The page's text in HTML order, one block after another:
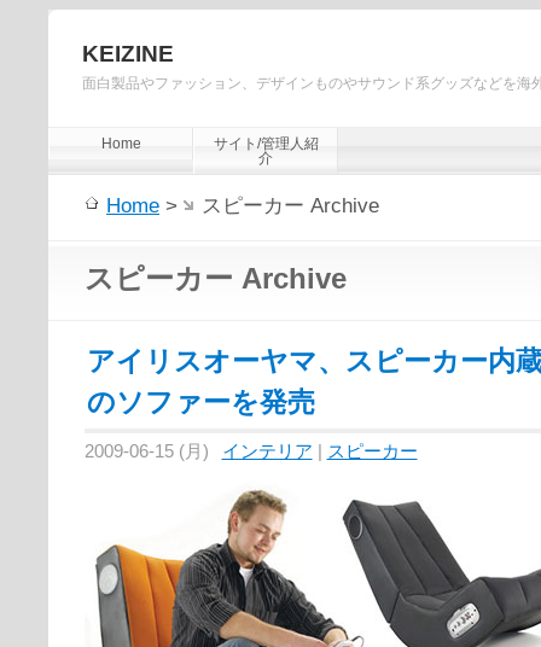
KEIZINE
面白製品やファッション、デザインものやサウンド系グッズなどを海
Home
サイト/管理人紹
介
Home > スピーカー Archive
スピーカー Archive
アイリスオーヤマ、スピーカー内
のソファーを発売
2009-06-15 (月) インテリア スピーカー